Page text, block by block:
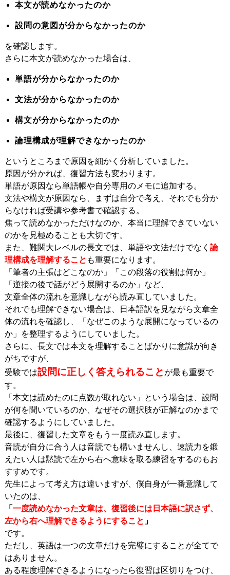
本文が読めなかったのか
設問の意図が分からなかったのか
を確認します。
さらに本文が読めなかった場合は、
単語が分からなかったのか
文法が分からなかったのか
構文が分からなかったのか
論理構成が理解できなかったのか
というところまで原因を細かく分析していました。
原因が分かれば、復習方法も変わります。
単語が原因なら単語帳や自分専用のメモに追加する。
文法や構文が原因なら、まずは自分で考え、それでも分か
らなければ受講や参考書で確認する。
焦って読めなかっただけなのか、本当に理解できていない
のかを見極めることも大切です。
また、難関大レベルの長文では、単語や文法だけでなく 論
理構成を理解すること も重要になります。
「筆者の主張はどこなのか」「この段落の役割は何か」
「逆接の後で話がどう展開するのか」など、
文章全体の流れを意識しながら読み直していました。
それでも理解できない場合は、日本語訳を見ながら文章全
体の流れを確認し、「なぜこのような展開になっているの
か」を整理するようにしていました。
さらに、長文では本文を理解することばかりに意識が向き
がちですが、
受験では設問に正しく答えられること が最も重要で
す。
「本文は読めたのに点数が取れない」という場合は、設問
が何を聞いているのか、なぜその選択肢が正解なのかまで
確認するようにしていました。
最後に、復習した文章をもう一度読み直します。
音読が自分に合う人は音読でも構いませんし、速読力を鍛
えたい人は黙読で左から右へ意味を取る練習をするのもお
すすめです。
先生によって考え方は違いますが、僕自身が一番意識して
いたのは、
「 一度読めなかった文章は、復習後には日本語に訳さず、
左から右へ理解できるようにすること 」
です。
ただし、英語は一つの文章だけを完璧にすることが全てで
はありません。
ある程度理解できるようになったら復習は区切りをつけ、